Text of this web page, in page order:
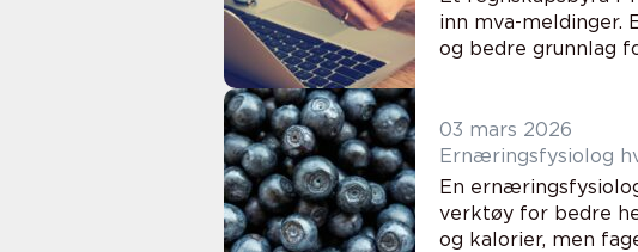
inn mva-meldinger.
og bedre grunnlag
03 mars 2026
En
verktøy for bedre
og kalorier, men